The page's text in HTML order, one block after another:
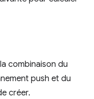
combinaison du
push et du
créer.